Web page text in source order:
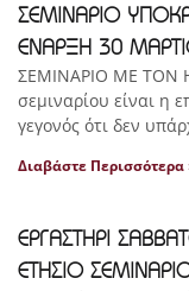
ΣΕΜΙΝΑΡΙΟ
ΕΝΑΡΞΗ 30
ΣΕΜΙΝΑΡΙΟ ΜΕ ΤΟΝ
σεμιναρίου είναι η
γεγονός ότι δεν
Διαβάστε Περισσότερα
ΕΡΓΑΣΤΗΡΙ
ΕΤΗΣΙΟ